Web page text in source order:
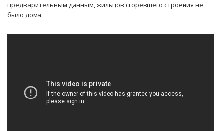
предварительным данным, жильцов сгоревшего строения не
было дома.